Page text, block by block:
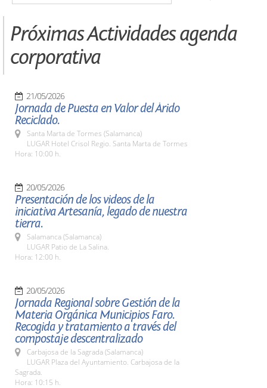
Próximas Actividades agenda
corporativa
21/05/2026
Jornada de Puesta en Valor del Árido
Reciclado.
Santa Marta de Tormes (Salamanca)
LUGAR Hotel Crisol Regio. Santa Marta de Tormes
Hora: 10:00 h.
20/05/2026
Presentación de los videos de la
iniciativa Artesanía, legado de nuestra
tierra.
Salamanca (Salamanca)
LUGAR Patio de La Salina.
Hora: 12:00 h.
20/05/2026
Jornada Regional sobre Gestión de la
Materia Orgánica Municipios Faro.
Recogida y tratamiento a través del
compostaje descentralizado
Carbajosa de la Sagrada (Salamanca)
LUGAR Plaza del Ayuntamiento. Carbajosa de la
Sagrada.
Hora: 10:15 h.